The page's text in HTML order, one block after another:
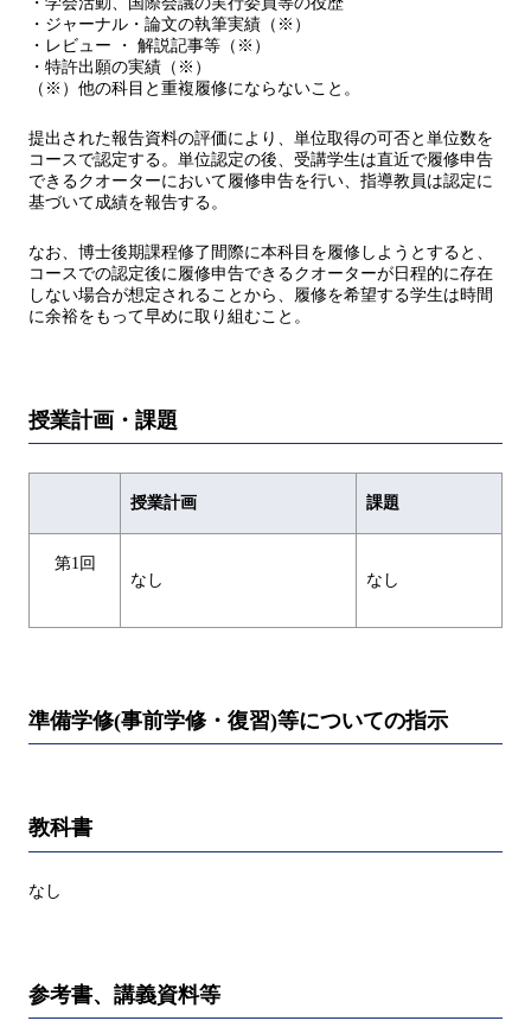
・ジャーナル・論文の執筆実績（※）
・レビュー ・ 解説記事等（※）
・特許出願の実績（※）
（※）他の科目と重複履修にならないこと。
提出された報告資料の評価により、単位取得の可否と単位数を
コースで認定する。単位認定の後、受講学生は直近で履修申告
できるクオーターにおいて履修申告を行い、指導教員は認定に
基づいて成績を報告する。
なお、博士後期課程修了間際に本科目を履修しようとすると、
コースでの認定後に履修申告できるクオーターが日程的に存在
しない場合が想定されることから、履修を希望する学生は時間
に余裕をもって早めに取り組むこと。
授業計画・課題
授業計画 課題
第1回
なし
なし
準備学修(事前学修・復習)等についての指示
教科書
なし
参考書、講義資料等